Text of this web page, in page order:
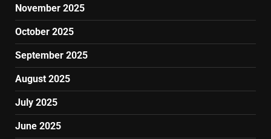
November 2025
October 2025
September 2025
August 2025
July 2025
June 2025